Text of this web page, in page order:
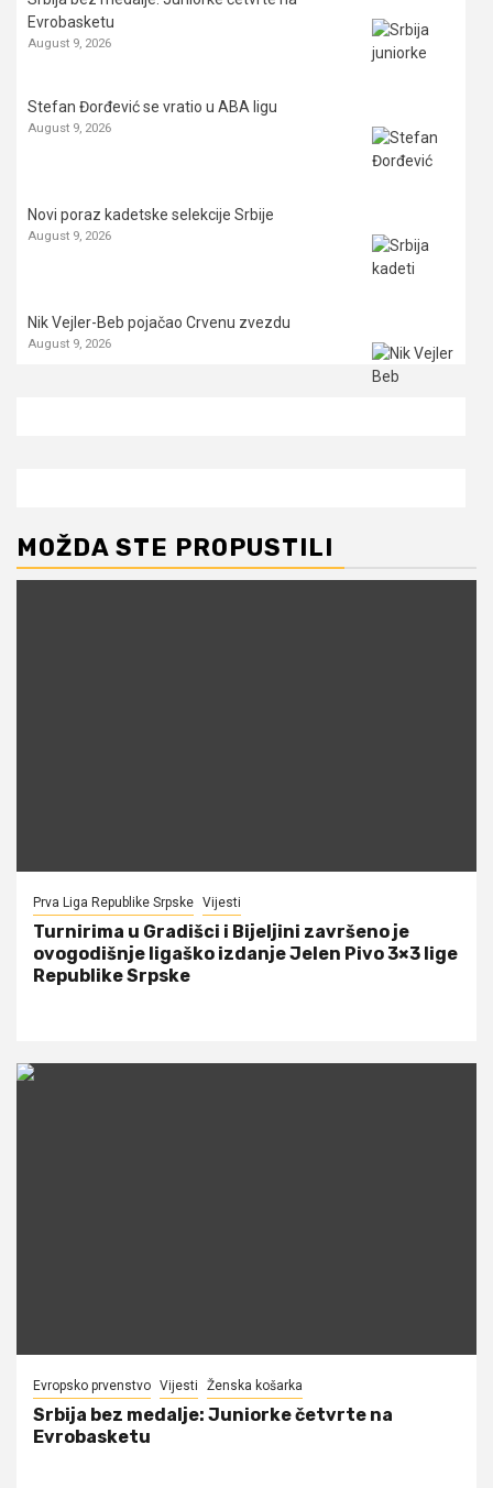
Evrobasketu
August 9, 2026
Stefan Đorđević se vratio u ABA ligu
August 9, 2026
Novi poraz kadetske selekcije Srbije
August 9, 2026
Nik Vejler-Beb pojačao Crvenu zvezdu
August 9, 2026
MOŽDA STE PROPUSTILI
Prva Liga Republike Srpske Vijesti
Turnirima u Gradišci i Bijeljini završeno je
ovogodišnje ligaško izdanje Jelen Pivo 3×3 lige
Republike Srpske
Evropsko prvenstvo Vijesti Ženska košarka
Srbija bez medalje: Juniorke četvrte na
Evrobasketu